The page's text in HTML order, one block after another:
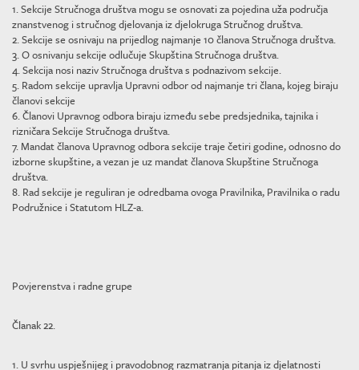
1. Sekcije Stručnoga društva mogu se osnovati za pojedina uža područja
znanstvenog i stručnog djelovanja iz djelokruga Stručnog društva.
2. Sekcije se osnivaju na prijedlog najmanje 10 članova Stručnoga društva.
3. O osnivanju sekcije odlučuje Skupština Stručnoga društva.
4. Sekcija nosi naziv Stručnoga društva s podnazivom sekcije.
5. Radom sekcije upravlja Upravni odbor od najmanje tri člana, kojeg biraju
članovi sekcije
6. Članovi Upravnog odbora biraju između sebe predsjednika, tajnika i
rizničara Sekcije Stručnoga društva.
7. Mandat članova Upravnog odbora sekcije traje četiri godine, odnosno do
izborne skupštine, a vezan je uz mandat članova Skupštine Stručnoga
društva.
8. Rad sekcije je reguliran je odredbama ovoga Pravilnika, Pravilnika o radu
Podružnice i Statutom HLZ-a.
Povjerenstva i radne grupe
Članak 22.
1. U svrhu uspješnijeg i pravodobnog razmatranja pitanja iz djelatnosti